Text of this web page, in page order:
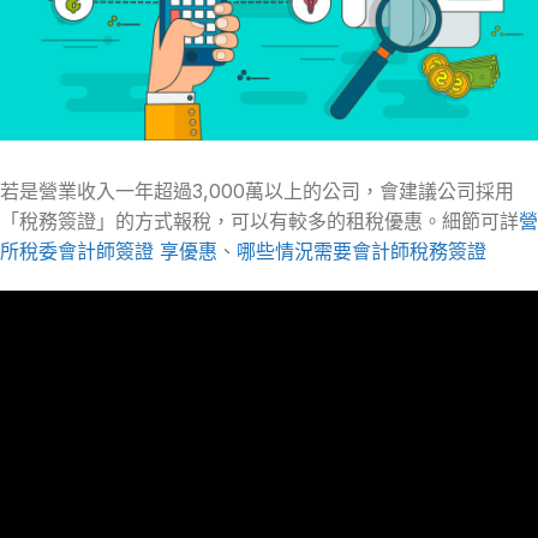
若是營業收入一年超過3,000萬以上的公司，會建議公司採用
「稅務簽證」的方式報稅，可以有較多的租稅優惠。細節可詳營
所稅委會計師簽證 享優惠 、 哪些情況需要會計師稅務簽證